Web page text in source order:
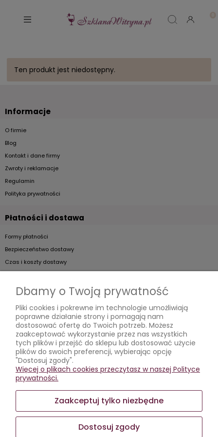
Ten produkt jest niedostępny.
Informacje
O firmie
Blog
Kontakt i dane firmy
Zwroty i reklamacje
Regulamin
Polityka prywatności
Płatności i dostawa
Formy płatności
Bezpieczeństwo dostawy
Czas i koszty dostawy
Artykuły
Jak dobierać kieliszki do szampana?
Jak podawać koniak?
Jak prawidłowo dbać o kieliszki?
Wybieramy kieliszki
Moje konto
Przechowalnia
Dbamy o Twoją prywatność
Pliki cookies i pokrewne im technologie umożliwiają
poprawne działanie strony i pomagają nam
dostosować ofertę do Twoich potrzeb. Możesz
zaakceptować wykorzystanie przez nas wszystkich
tych plików i przejść do sklepu lub dostosować użycie
plików do swoich preferencji, wybierając opcję
"Dostosuj zgody".
Więcej o plikach cookies przeczytasz w naszej Polityce
prywatności.
Zaakceptuj tylko niezbędne
Dostosuj zgody